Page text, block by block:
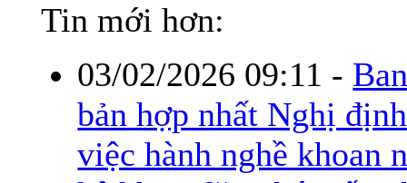
Tin mới hơn:
03/02/2026 09:11 -
bản hợp nhất Nghị
việc hành nghề khoan